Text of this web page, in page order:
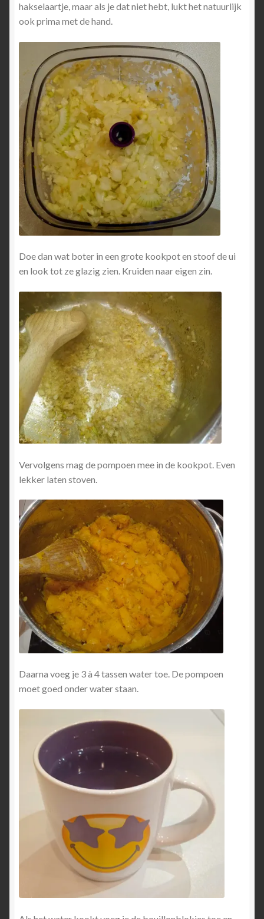
hakselaartje, maar als je dat niet hebt, lukt het natuurlijk
ook prima met de hand.
Doe dan wat boter in een grote kookpot en stoof de ui
en look tot ze glazig zien. Kruiden naar eigen zin.
Vervolgens mag de pompoen mee in de kookpot. Even
lekker laten stoven.
Daarna voeg je 3 à 4 tassen water toe. De pompoen
moet goed onder water staan.